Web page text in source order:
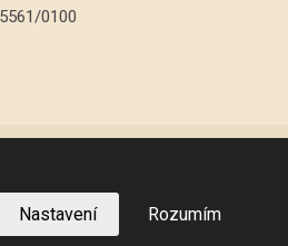
0100
VYROBILA
Nastavení Rozumím